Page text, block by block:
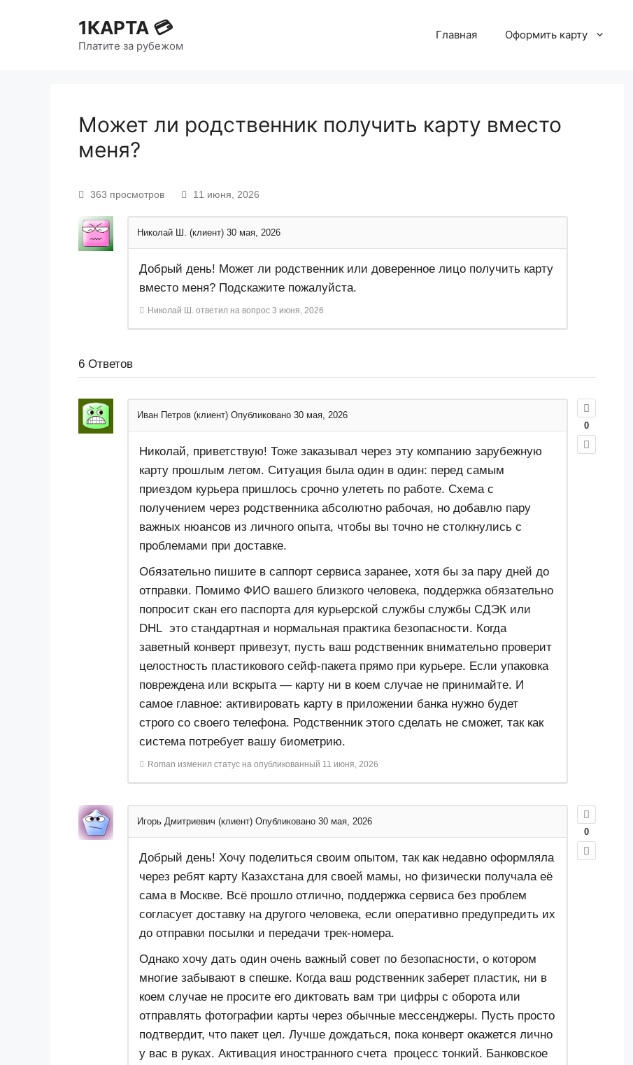
1КАРТА 💳
Платите за рубежом
Главная Оформить карту
Может ли родственник получить карту вместо
меня?
363 просмотров 11 июня, 2026
Николай Ш. (клиент) 30 мая, 2026
Добрый день! Может ли родственник или доверенное лицо получить карту
вместо меня? Подскажите пожалуйста.
Николай Ш. ответил на вопрос 3 июня, 2026
6 Ответов
0
Иван Петров (клиент) Опубликовано 30 мая, 2026
Николай, приветствую! Тоже заказывал через эту компанию зарубежную
карту прошлым летом. Ситуация была один в один: перед самым
приездом курьера пришлось срочно улететь по работе. Схема с
получением через родственника абсолютно рабочая, но добавлю пару
важных нюансов из личного опыта, чтобы вы точно не столкнулись с
проблемами при доставке.
​Обязательно пишите в саппорт сервиса заранее, хотя бы за пару дней до
отправки. Помимо ФИО вашего близкого человека, поддержка обязательно
попросит скан его паспорта для курьерской службы службы СДЭК или
DHL это стандартная и нормальная практика безопасности. Когда
заветный конверт привезут, пусть ваш родственник внимательно проверит
целостность пластикового сейф-пакета прямо при курьере. Если упаковка
повреждена или вскрыта — карту ни в коем случае не принимайте. И
самое главное: активировать карту в приложении банка нужно будет
строго со своего телефона. Родственник этого сделать не сможет, так как
система потребует вашу биометрию.
Roman изменил статус на опубликованный 11 июня, 2026
0
Игорь Дмитриевич (клиент) Опубликовано 30 мая, 2026
Добрый день! Хочу поделиться своим опытом, так как недавно оформляла
через ребят карту Казахстана для своей мамы, но физически получала её
сама в Москве. Всё прошло отлично, поддержка сервиса без проблем
согласует доставку на другого человека, если оперативно предупредить их
до отправки посылки и передачи трек-номера.
​Однако хочу дать один очень важный совет по безопасности, о котором
многие забывают в спешке. Когда ваш родственник заберет пластик, ни в
коем случае не просите его диктовать вам три цифры с оборота или
отправлять фотографии карты через обычные мессенджеры. Пусть просто
подтвердит, что пакет цел. Лучше дождаться, пока конверт окажется лично
у вас в руках. Активация иностранного счета процесс тонкий. Банковское